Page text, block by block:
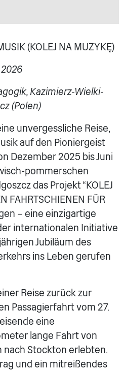
(KOLEJ NA MUZYKĘ)
Kazimierz-Wielki-
(Polen)
unvergessliche Reise,
auf den Pioniergeist
Dezember 2025 bis Juni
pommerschen
das Projekt “KOLEJ
FAHRTSCHIENEN FÜR
– eine einzigartige
internationalen Initiative
Jubiläum des
ins Leben gerufen
Reise zurück zur
Passagierfahrt vom 27.
eine
lange Fahrt von
nach Stockton erlebten.
und ein mitreißendes